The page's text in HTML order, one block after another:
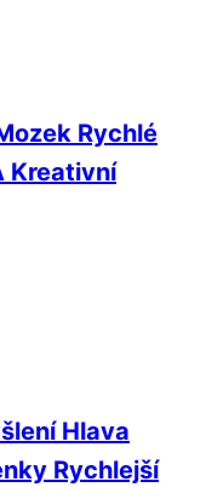
Rychlé
Kreativní
Hlava
Rychlejší